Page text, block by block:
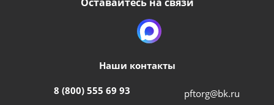
Наши контакты
8 (800) 555 69 93 pftorg@bk.ru